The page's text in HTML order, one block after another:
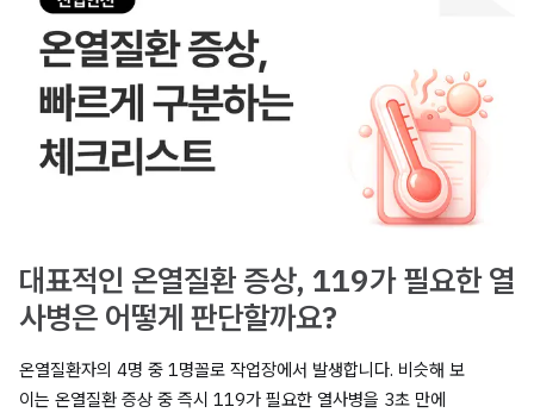
대표적인 온열질환 증상, 119가 필요한 열
사병은 어떻게 판단할까요?
온열질환자의 4명 중 1명꼴로 작업장에서 발생합니다. 비슷해 보
이는 온열질환 증상 중 즉시 119가 필요한 열사병을 3초 만에